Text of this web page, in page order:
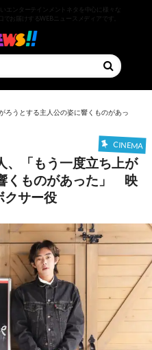
エンターテインメントネタを中心に様々な
でお届けするWEBニュースメディアです。
ろうとする主人公の姿に響くものがあっ
CINEMA
、「もう一度立ち上が
くものがあった」 映
クサー役